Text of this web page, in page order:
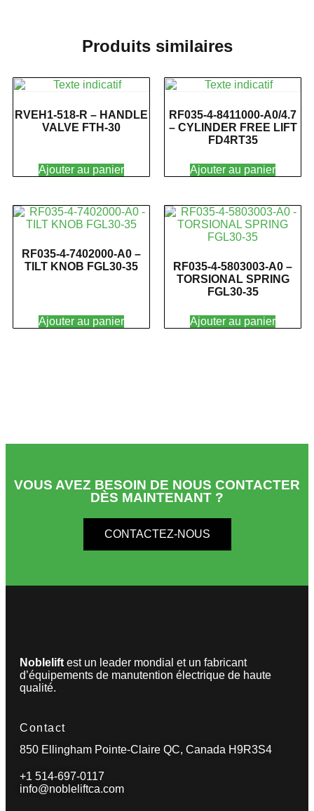
Produits similaires
RVEH1-518-R – HANDLE
VALVE FTH-30
Ajouter au panier
RF035-4-8411000-A0/4.7
– CYLINDER FREE LIFT
FD4RT35
Ajouter au panier
RF035-4-7402000-A0 –
TILT KNOB FGL30-35
Ajouter au panier
RF035-4-5803003-A0 –
TORSIONAL SPRING
FGL30-35
Ajouter au panier
VOUS AVEZ BESOIN DE NOUS CONTACTER
DÈS MAINTENANT ?
CONTACTEZ-NOUS
Noblelift est un leader mondial et un fabricant
d’équipements de manutention électrique de haute
qualité.
Contact
850 Ellingham Pointe-Claire QC, Canada H9R3S4
+1 514-697-0117
info@nobleliftca.com